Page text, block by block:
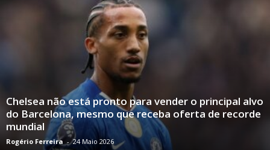
Chelsea não está pronto para vender o principal alvo
do Barcelona, ​​mesmo que receba oferta de recorde
mundial
Rogério Ferreira - 24 Maio 2026